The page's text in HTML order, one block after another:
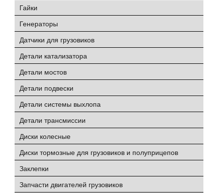
Гайки
Генераторы
Датчики для грузовиков
Детали катализатора
Детали мостов
Детали подвески
Детали системы выхлопа
Детали трансмиссии
Диски колесные
Диски тормозные для грузовиков и полуприцепов
Заклепки
Запчасти двигателей грузовиков